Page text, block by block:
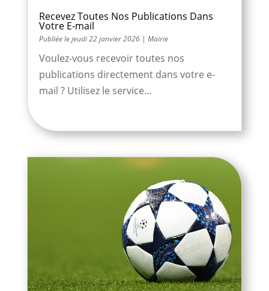
Recevez Toutes Nos Publications Dans
Votre E-mail
jeudi 22 janvier 2026| Mairie
Voulez-vous recevoir toutes nos
publications directement dans votre e-
mail ? Utilisez le service...